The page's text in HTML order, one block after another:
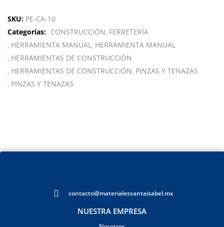
SKU: PE-CA-10
Categorías: CONSTRUCCIÓN FERRETERÍA
HERRAMIENTA MANUAL HERRAMIENTA MANUAL
HERRAMIENTAS DE CONSTRUCCIÓN
HERRAMIENTAS DE CONSTRUCCIÓN PINZAS Y TENAZAS
PINZAS Y TENAZAS
contacto@materialessantaisabel.mx
NUESTRA EMPRESA